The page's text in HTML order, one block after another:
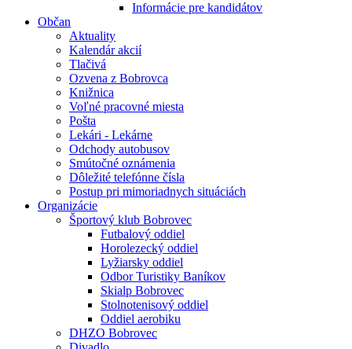
Informácie pre kandidátov
Občan
Aktuality
Kalendár akcií
Tlačivá
Ozvena z Bobrovca
Knižnica
Voľné pracovné miesta
Pošta
Lekári - Lekárne
Odchody autobusov
Smútočné oznámenia
Dôležité telefónne čísla
Postup pri mimoriadnych situáciách
Organizácie
Športový klub Bobrovec
Futbalový oddiel
Horolezecký oddiel
Lyžiarsky oddiel
Odbor Turistiky Baníkov
Skialp Bobrovec
Stolnotenisový oddiel
Oddiel aerobiku
DHZO Bobrovec